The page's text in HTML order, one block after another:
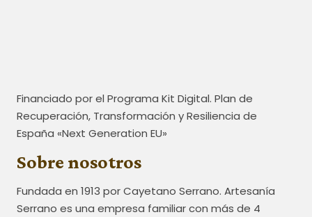
Financiado por el Programa Kit Digital. Plan de
Recuperación, Transformación y Resiliencia de
España «Next Generation EU»
Sobre nosotros
Fundada en 1913 por Cayetano Serrano. Artesanía
Serrano es una empresa familiar con más de 4